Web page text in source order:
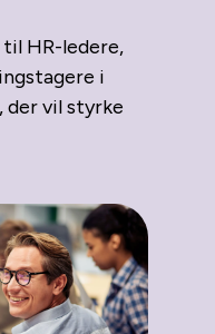
HR-ledere,
i
der vil styrke